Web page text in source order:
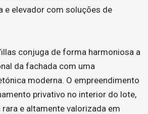
e elevador com soluções de
conjuga de forma harmoniosa a
da fachada com uma
moderna. O empreendimento
privativo no interior do lote,
e altamente valorizada em